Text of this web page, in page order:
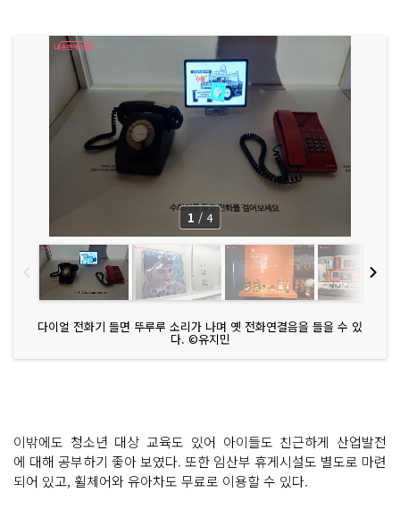
다이얼 전화기 들면 뚜루루 소리가 나며 옛 전화연결음을 들을 수 있
다. ©유지민
1 / 4
이밖에도 청소년 대상 교육도 있어 아이들도 친근하게 산업발전
에 대해 공부하기 좋아 보였다. 또한 임산부 휴게시설도 별도로 마련
되어 있고, 휠체어와 유아차도 무료로 이용할 수 있다.